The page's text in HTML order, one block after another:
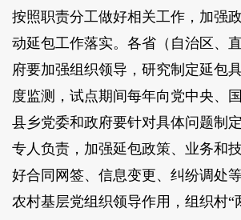
按照职责分工做好相关工作，加强
动延包工作落实。各省（自治区、
府要加强组织领导，研究制定延包
度监测，试点期间每年向党中央、
县乡党委和政府要针对具体问题制
专人负责，加强延包政策、业务和
好合同网签、信息变更、纠纷调处
农村基层党组织领导作用，组织村“